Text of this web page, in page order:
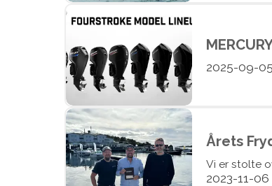
2025-09-05
Årets
Vi er stolte
2023-11-06